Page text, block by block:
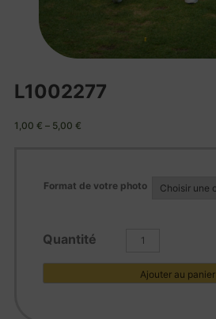
L1002277
1,00 € – 5,00 €
Format de votre photo
quantité
L1002277
Ajouter au panier